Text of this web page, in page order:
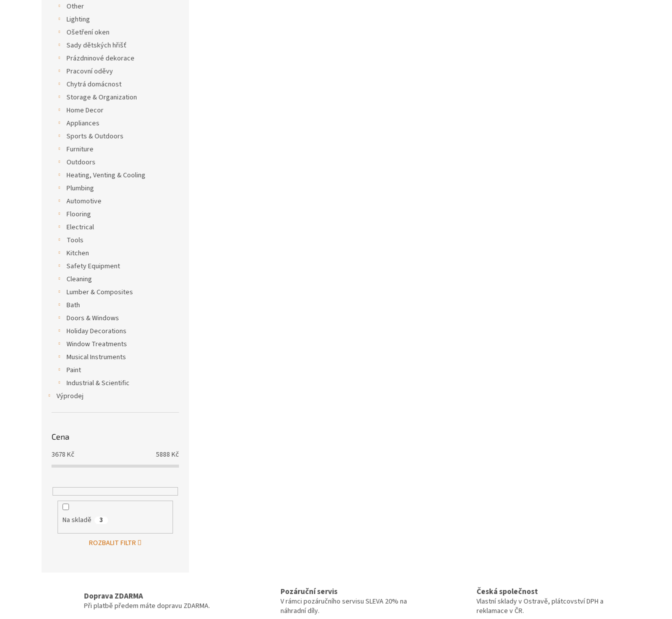
Other
Lighting
Ošetření oken
Sady dětských hřišť
Prázdninové dekorace
Pracovní oděvy
Chytrá domácnost
Storage & Organization
Home Decor
Appliances
Sports & Outdoors
Furniture
Outdoors
Heating, Venting & Cooling
Plumbing
Automotive
Flooring
Electrical
Tools
Kitchen
Safety Equipment
Cleaning
Lumber & Composites
Bath
Doors & Windows
Holiday Decorations
Window Treatments
Musical Instruments
Paint
Industrial & Scientific
Výprodej
Cena
3678 Kč 5888 Kč
Na skladě 3
ROZBALIT FILTR
Doprava ZDARMA
Při platbě předem máte dopravu ZDARMA.
Pozáruční servis
V rámci pozáručního servisu SLEVA 20% na
náhradní díly.
Česká společnost
Vlastní sklady v Ostravě, plátcovství DPH a
reklamace v ČR.